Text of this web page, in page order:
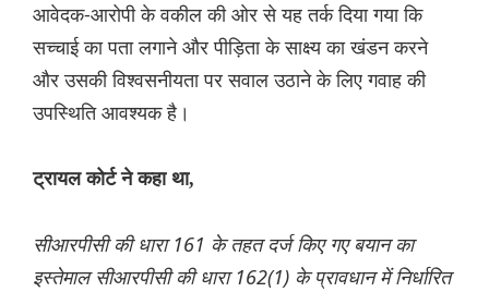
आवेदक-आरोपी के वकील की ओर से यह तर्क दिया गया कि
सच्चाई का पता लगाने और पीड़िता के साक्ष्य का खंडन करने
और उसकी विश्वसनीयता पर सवाल उठाने के लिए गवाह की
उपस्थिति आवश्यक है।
ट्रायल कोर्ट ने कहा था,
सीआरपीसी की धारा 161 के तहत दर्ज किए गए बयान का
इस्तेमाल सीआरपीसी की धारा 162(1) के प्रावधान में निर्धारित